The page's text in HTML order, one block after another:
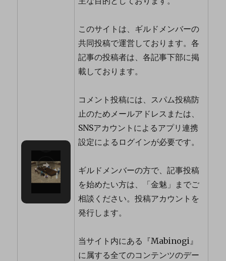
このサイトは、ギルドメンバーの
共同投稿で運営しております。各
記事の投稿者は、各記事下部に掲
載しております。
コメント投稿には、スパム投稿防
止のためメールアドレスまたは、
SNSアカウントによるアプリ連携
設定によるログインが必要です。
ギルドメンバーの方で、記事投稿
を始めたい方は、「金魅」までご
相談ください。投稿アカウントを
発行します。
当サイト内にある『Mabinogi』
に属する全てのコンテンツのデー